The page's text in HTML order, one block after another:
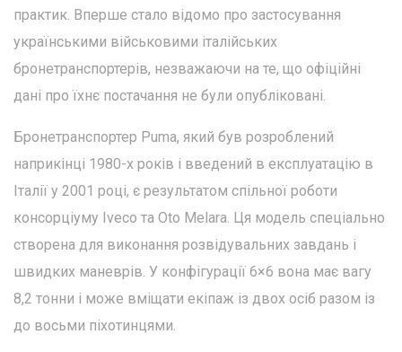
практик. Вперше стало відомо про застосування
українськими військовими італійських
бронетранспортерів, незважаючи на те, що офіційні
дані про їхнє постачання не були опубліковані.
Бронетранспортер Puma, який був розроблений
наприкінці 1980-х років і введений в експлуатацію в
Італії у 2001 році, є результатом спільної роботи
консорціуму Iveco та Oto Melara. Ця модель спеціально
створена для виконання розвідувальних завдань і
швидких маневрів. У конфігурації 6×6 вона має вагу
8,2 тонни і може вміщати екіпаж із двох осіб разом із
до восьми піхотинцями.